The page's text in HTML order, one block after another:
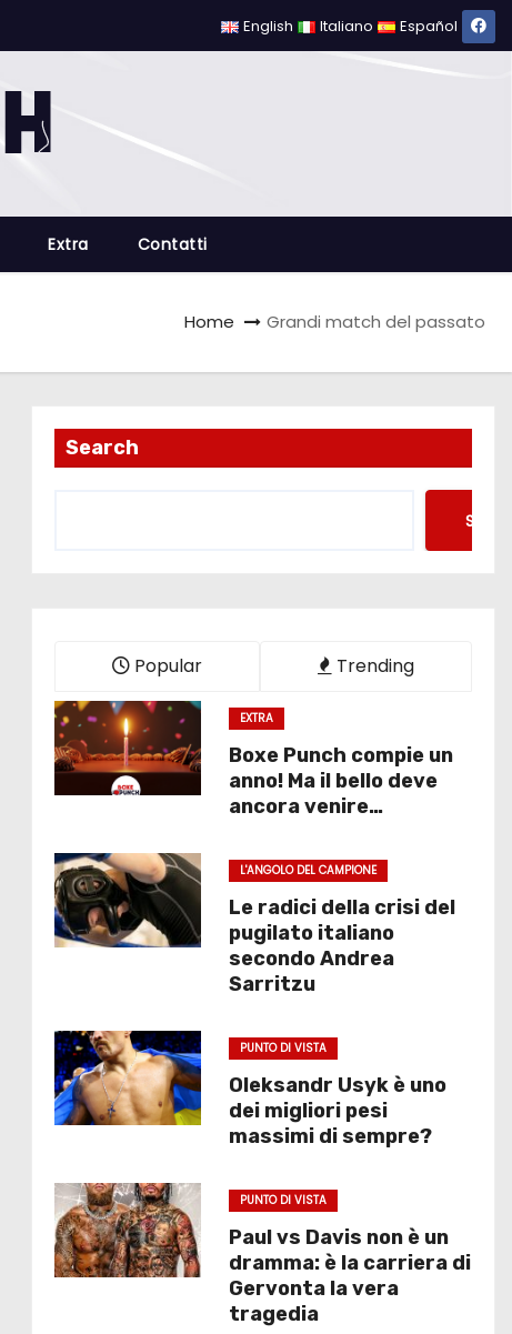
English Italiano Español
Extra Contatti
Home Grandi match del passato
Search
Popular Trending
EXTRA
Boxe Punch compie un
anno! Ma il bello deve
ancora venire…
L'ANGOLO DEL CAMPIONE
Le radici della crisi del
pugilato italiano
secondo Andrea
Sarritzu
PUNTO DI VISTA
Oleksandr Usyk è uno
dei migliori pesi
massimi di sempre?
PUNTO DI VISTA
Paul vs Davis non è un
dramma: è la carriera di
Gervonta la vera
tragedia